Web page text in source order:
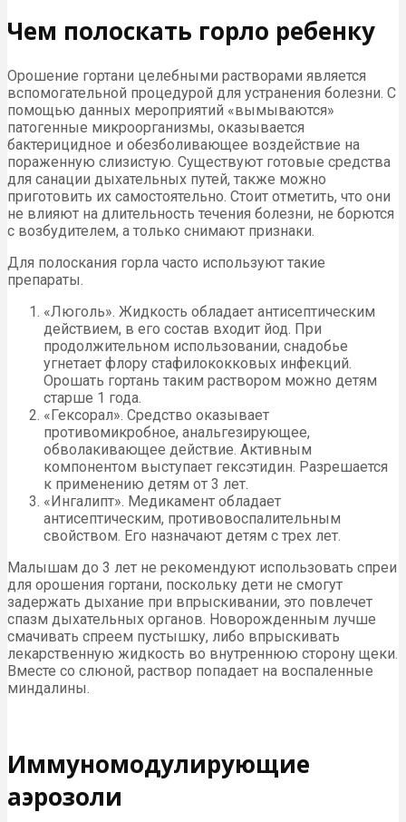
Чем полоскать горло ребенку
Орошение гортани целебными растворами является
вспомогательной процедурой для устранения болезни. С
помощью данных мероприятий «вымываются»
патогенные микроорганизмы, оказывается
бактерицидное и обезболивающее воздействие на
пораженную слизистую. Существуют готовые средства
для санации дыхательных путей, также можно
приготовить их самостоятельно. Стоит отметить, что они
не влияют на длительность течения болезни, не борются
с возбудителем, а только снимают признаки.
Для полоскания горла часто используют такие
препараты.
«Люголь». Жидкость обладает антисептическим
действием, в его состав входит йод. При
продолжительном использовании, снадобье
угнетает флору стафилококковых инфекций.
Орошать гортань таким раствором можно детям
старше 1 года.
«Гексорал». Средство оказывает
противомикробное, анальгезирующее,
обволакивающее действие. Активным
компонентом выступает гексэтидин. Разрешается
к применению детям от 3 лет.
«Ингалипт». Медикамент обладает
антисептическим, противовоспалительным
свойством. Его назначают детям с трех лет.
Малышам до 3 лет не рекомендуют использовать спреи
для орошения гортани, поскольку дети не смогут
задержать дыхание при впрыскивании, это повлечет
спазм дыхательных органов. Новорожденным лучше
смачивать спреем пустышку, либо впрыскивать
лекарственную жидкость во внутреннюю сторону щеки.
Вместе со слюной, раствор попадает на воспаленные
миндалины.
Иммуномодулирующие
аэрозоли